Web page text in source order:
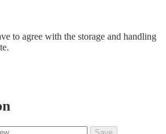
to agree with the storage and handling